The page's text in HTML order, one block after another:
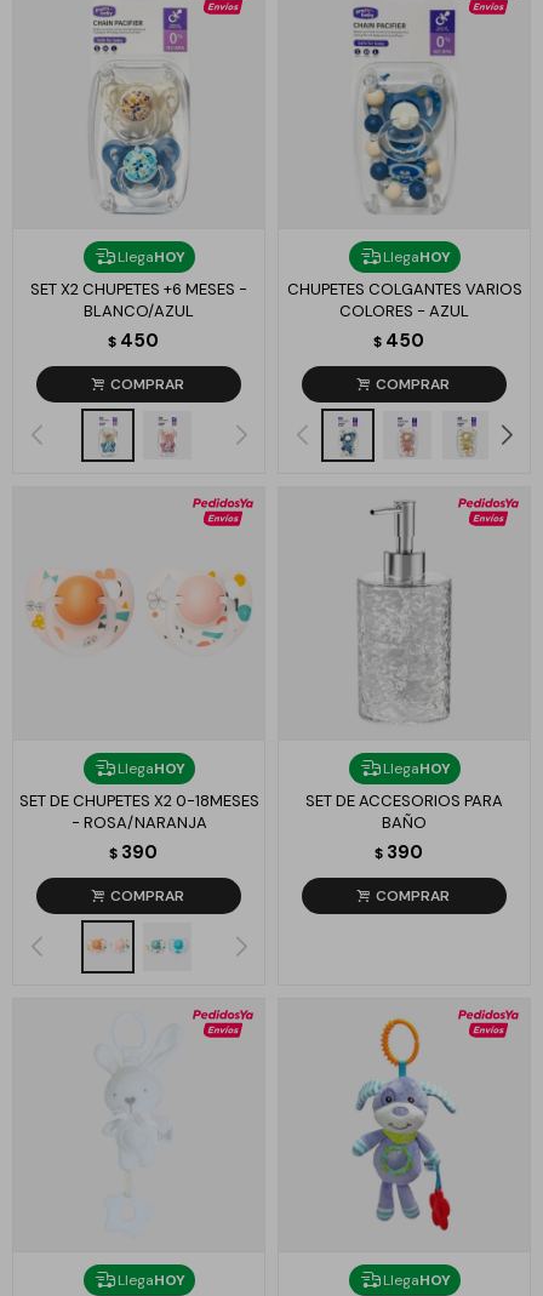
LlegaHOY
SET X2 CHUPETES +6 MESES -
BLANCO/AZUL
$ 450
LlegaHOY
CHUPETES COLGANTES VARIOS
COLORES - AZUL
$ 450
LlegaHOY
SET DE CHUPETES X2 0-18MESES
- ROSA/NARANJA
$ 390
LlegaHOY
SET DE ACCESORIOS PARA
BAÑO
$ 390
LlegaHOY LlegaHOY